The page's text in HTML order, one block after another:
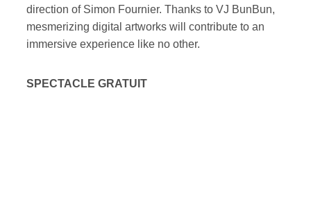
direction of Simon Fournier. Thanks to VJ BunBun,
mesmerizing digital artworks will contribute to an
immersive experience like no other.
SPECTACLE GRATUIT